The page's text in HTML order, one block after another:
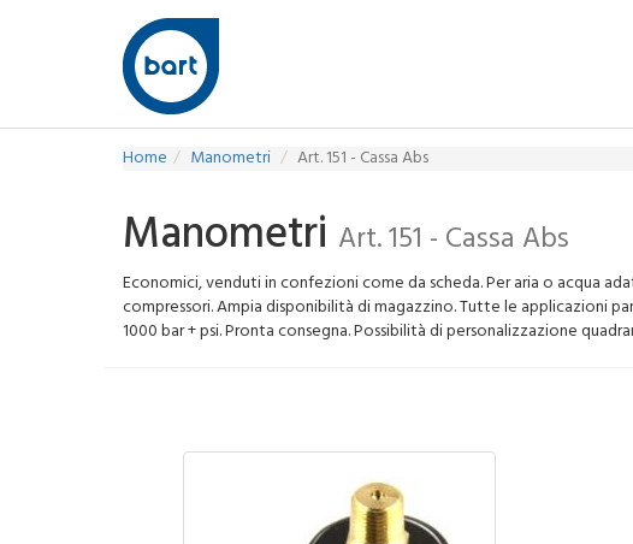
Home Manometri Art. 151 - Cassa Abs
Manometri Art. 151 - Cassa Abs
Economici, venduti in confezioni come da scheda. Per aria o acqua
compressori. Ampia disponibilità di magazzino. Tutte le applicazioni
1000 bar + psi. Pronta consegna. Possibilità di personalizzazione